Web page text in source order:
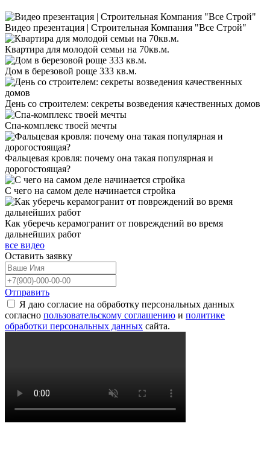
Видео презентация | Строительная Компания "Все Строй"
Квартира для молодой семьи на 70кв.м.
Дом в березовой роще 333 кв.м.
День со строителем: секреты возведения качественных домов
Спа-комплекс твоей мечты
Фальцевая кровля: почему она такая популярная и
дорогостоящая?
С чего на самом деле начинается стройка
Как уберечь керамогранит от повреждений во время
дальнейших работ
все видео
Оставить заявку
Отправить
Я даю согласие на обработку персональных данных
согласно пользовательскому соглашению и политике
обработки персональных данных сайта.